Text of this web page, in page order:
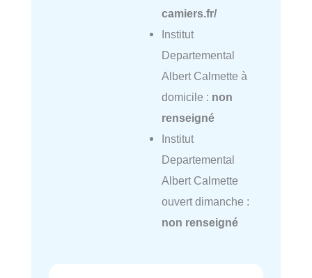
camiers.fr/
Institut
Departemental
Albert Calmette à
domicile : non
renseigné
Institut
Departemental
Albert Calmette
ouvert dimanche :
non renseigné